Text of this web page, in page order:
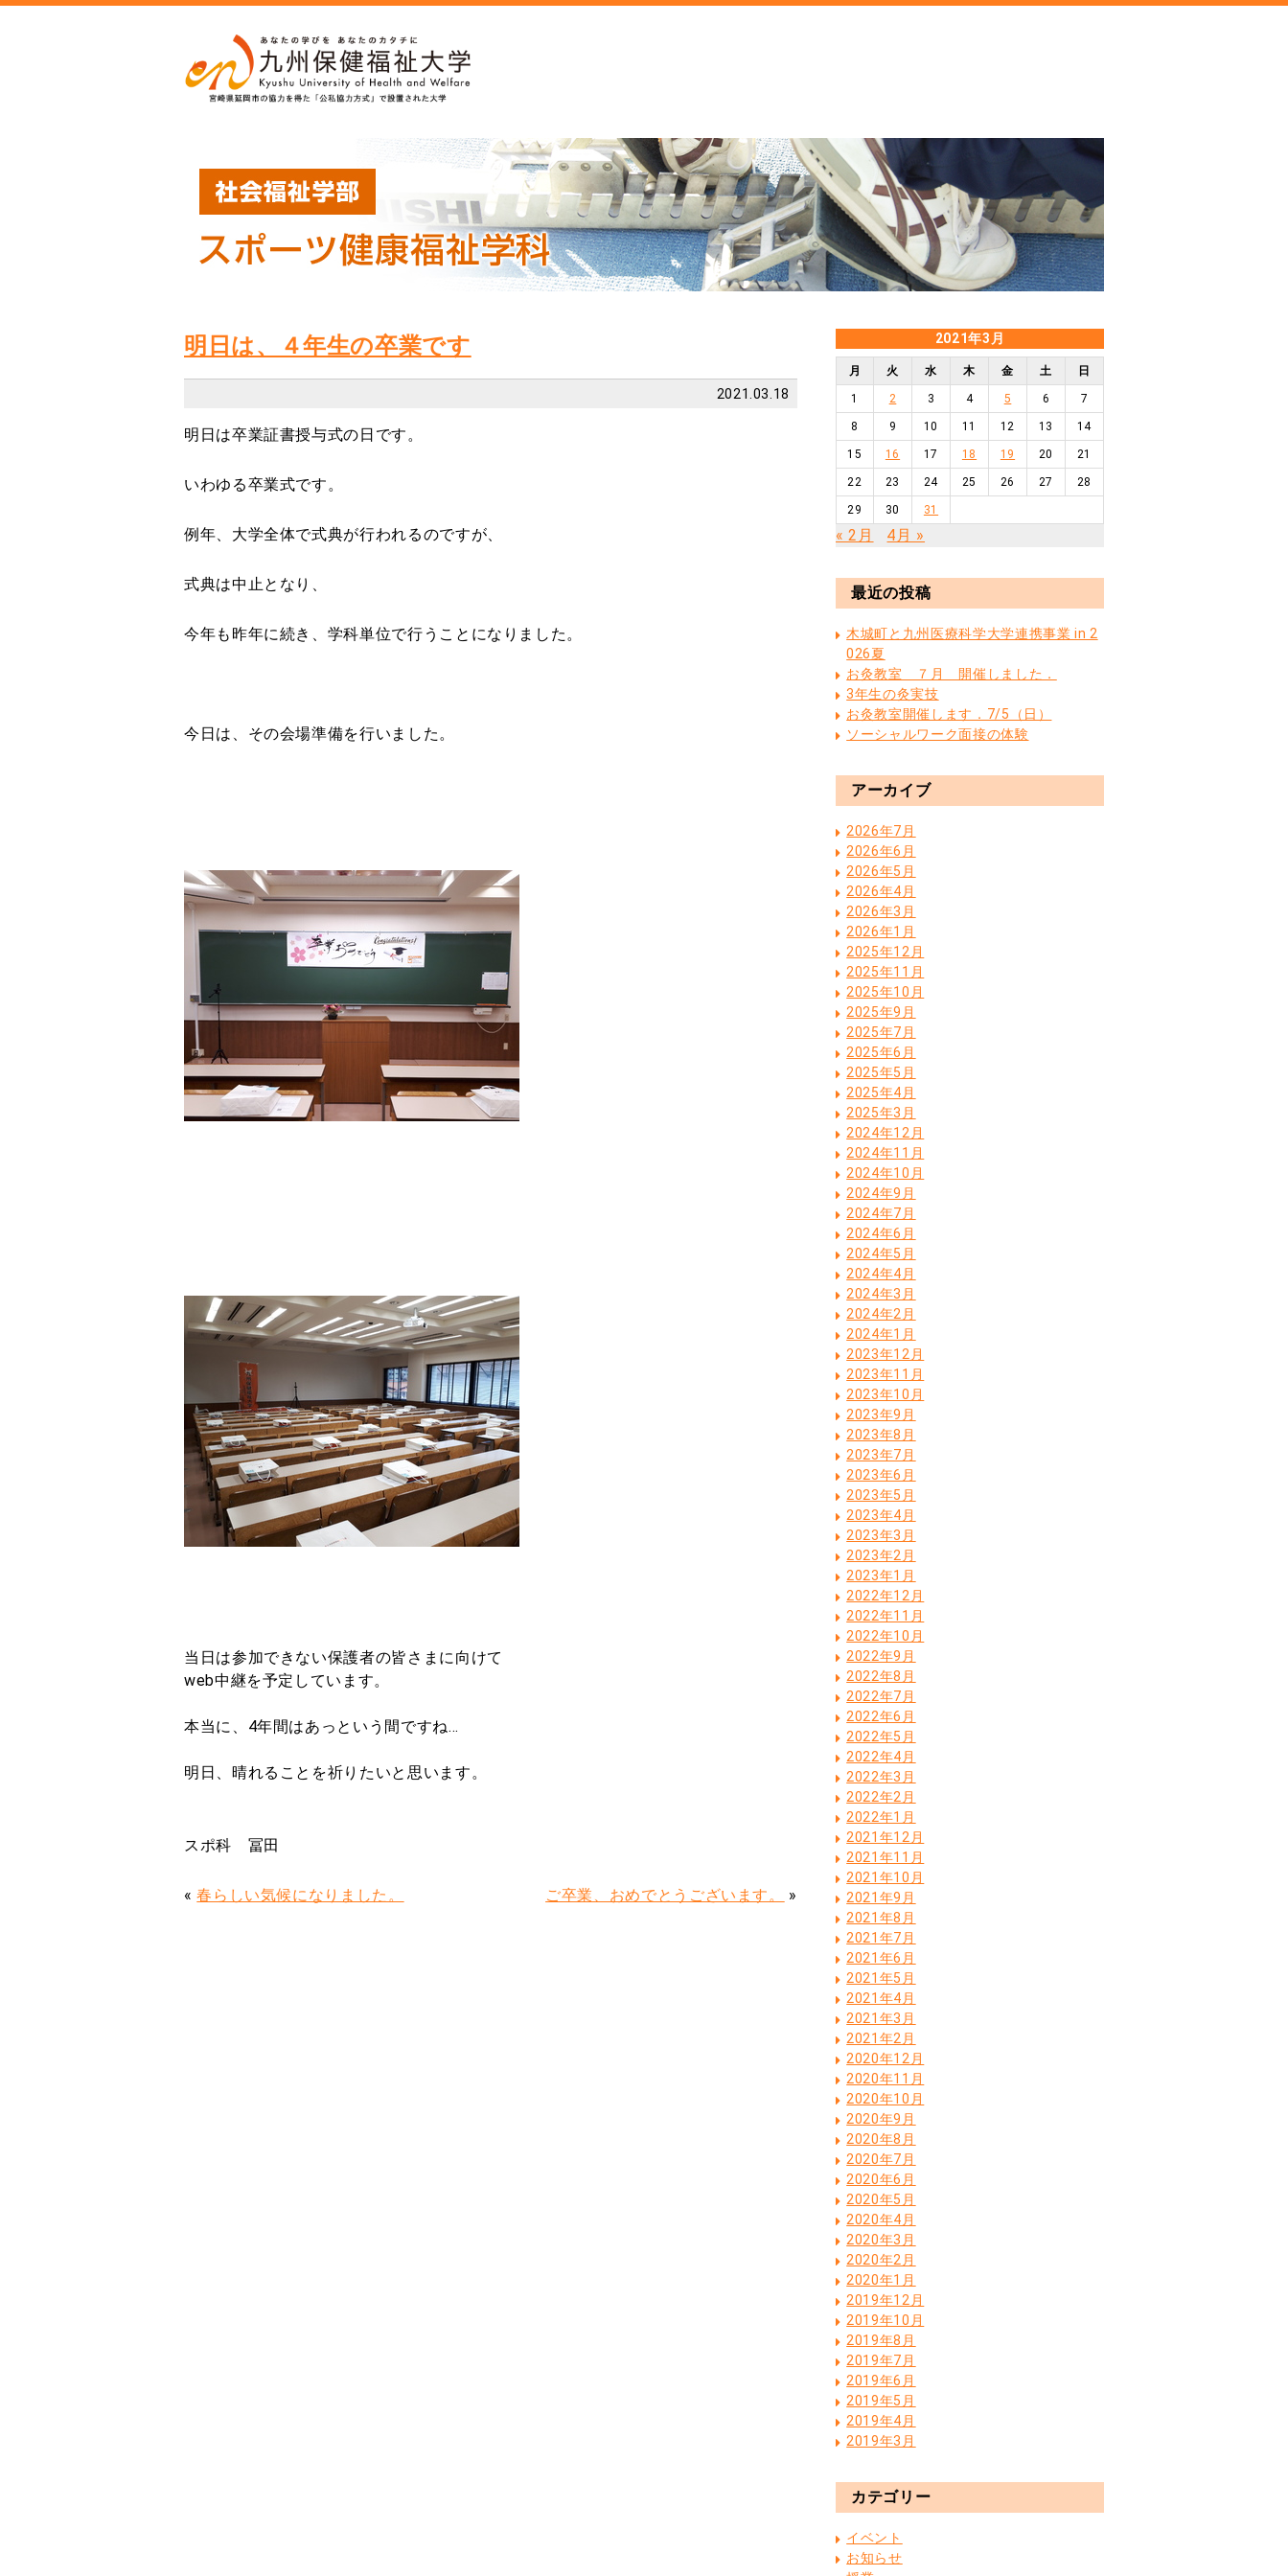
明日は、４年生の卒業です
2021.03.18
明日は卒業証書授与式の日です。
いわゆる卒業式です。
例年、大学全体で式典が行われるのですが、
式典は中止となり、
今年も昨年に続き、学科単位で行うことになりました。
今日は、その会場準備を行いました。
当日は参加できない保護者の皆さまに向けて
web中継を予定しています。
本当に、4年間はあっという間ですね…
明日、晴れることを祈りたいと思います。
スポ科 冨田
«春らしい気候になりました。 ご卒業、おめでとうございます。 »
2021年3月
月 火 水 木 金 土 日
1 2 3 4 5 6 7
8 9 10 11 12 13 14
15 16 17 18 19 20 21
22 23 24 25 26 27 28
29 30 31
« 2月 4月 »
最近の投稿
木城町と九州医療科学大学連携事業 in 2
026夏
お灸教室 ７月 開催しました．
3年生の灸実技
お灸教室開催します．7/5（日）
ソーシャルワーク面接の体験
アーカイブ
2026年7月
2026年6月
2026年5月
2026年4月
2026年3月
2026年1月
2025年12月
2025年11月
2025年10月
2025年9月
2025年7月
2025年6月
2025年5月
2025年4月
2025年3月
2024年12月
2024年11月
2024年10月
2024年9月
2024年7月
2024年6月
2024年5月
2024年4月
2024年3月
2024年2月
2024年1月
2023年12月
2023年11月
2023年10月
2023年9月
2023年8月
2023年7月
2023年6月
2023年5月
2023年4月
2023年3月
2023年2月
2023年1月
2022年12月
2022年11月
2022年10月
2022年9月
2022年8月
2022年7月
2022年6月
2022年5月
2022年4月
2022年3月
2022年2月
2022年1月
2021年12月
2021年11月
2021年10月
2021年9月
2021年8月
2021年7月
2021年6月
2021年5月
2021年4月
2021年3月
2021年2月
2020年12月
2020年11月
2020年10月
2020年9月
2020年8月
2020年7月
2020年6月
2020年5月
2020年4月
2020年3月
2020年2月
2020年1月
2019年12月
2019年10月
2019年8月
2019年7月
2019年6月
2019年5月
2019年4月
2019年3月
カテゴリー
イベント
お知らせ